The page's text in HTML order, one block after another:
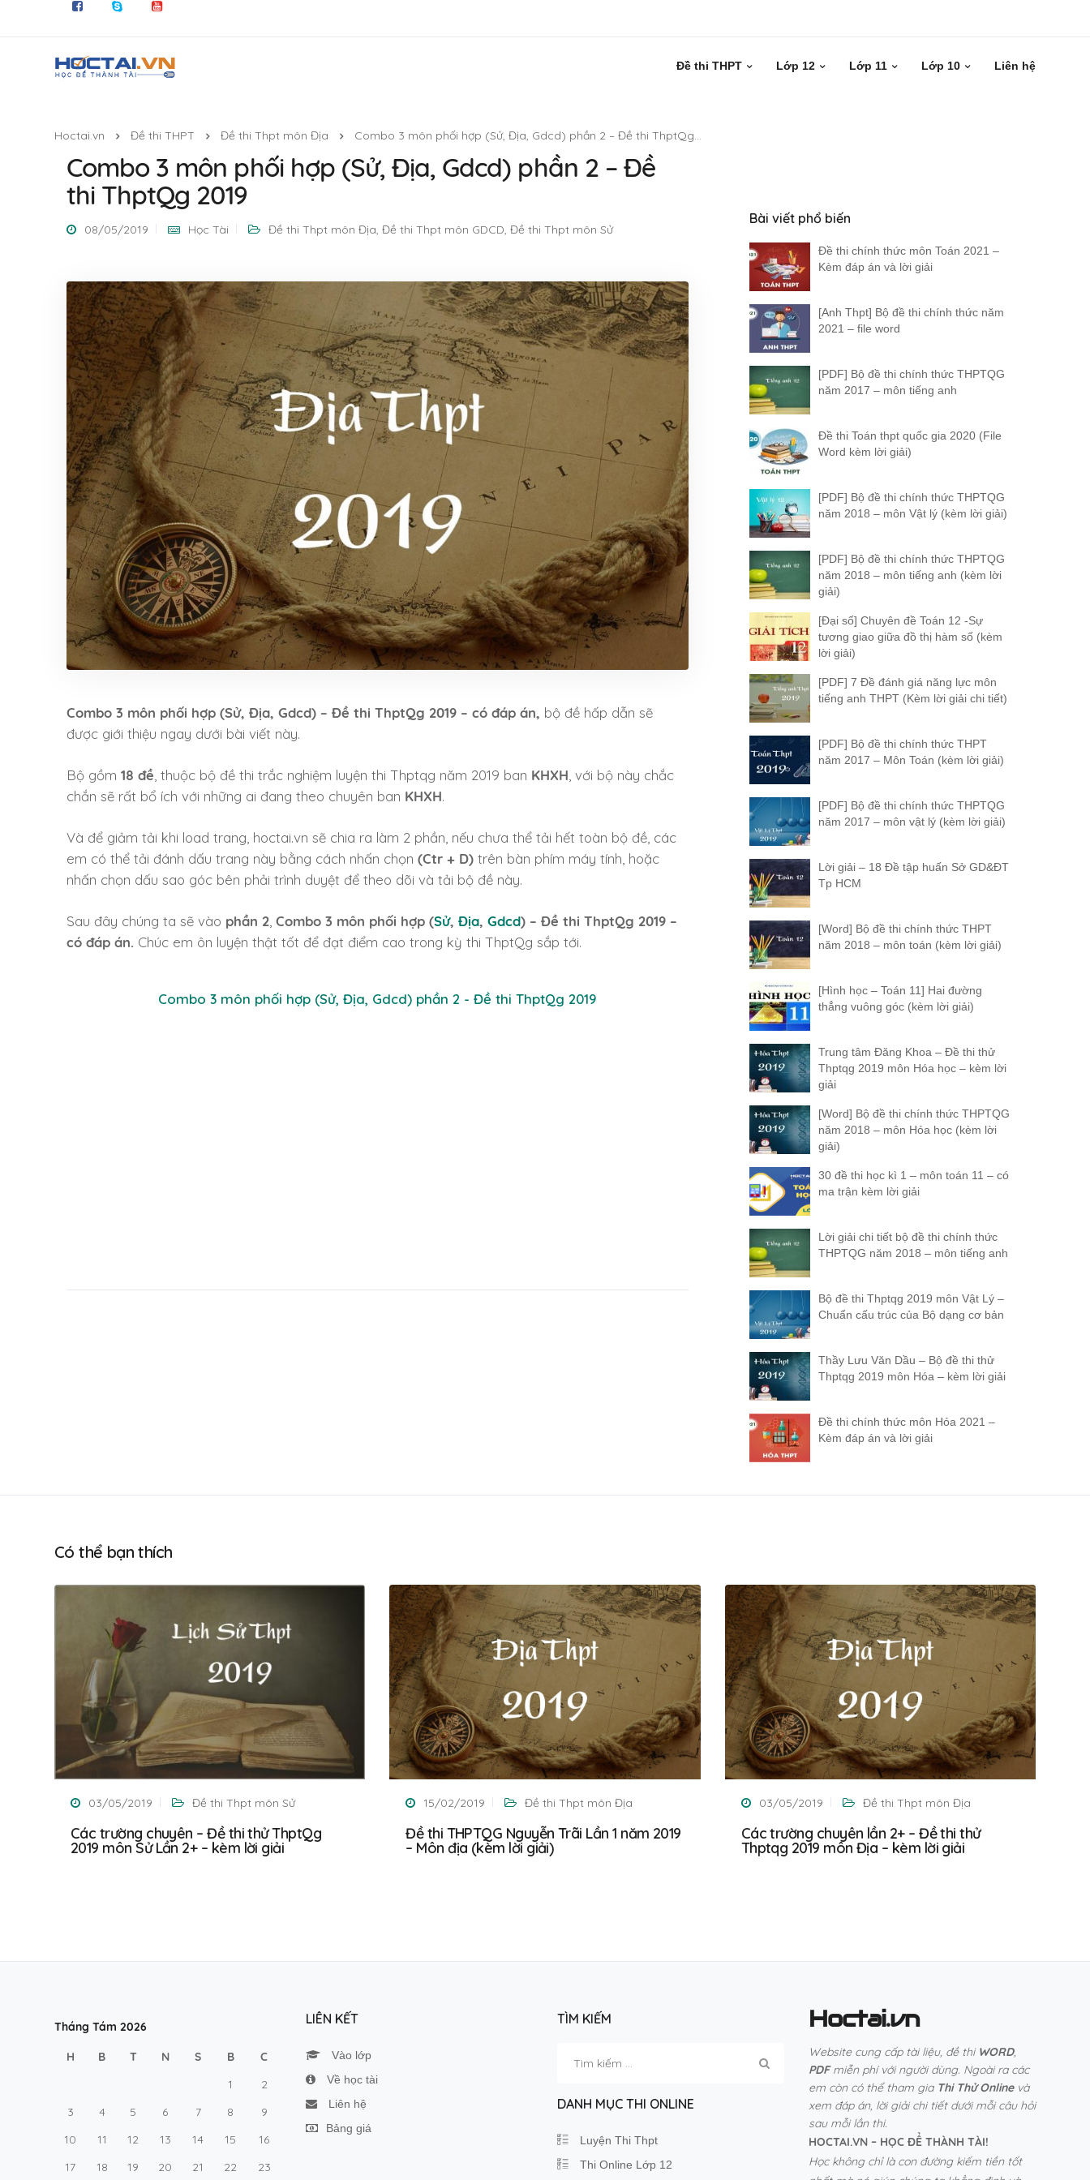
Đề thi THPT Lớp 12 Lớp 11 Lớp 10 Liên hệ
Hoctai.vn Đề thi THPT Đề thi Thpt môn Địa Combo 3 môn phối hợp (Sử, Địa, Gdcd) phần 2 – Đề thi ThptQg 2019
Combo 3 môn phối hợp (Sử, Địa, Gdcd) phần 2 – Đề
thi ThptQg 2019
08/05/2019 Học Tài Đề thi Thpt môn Địa, Đề thi Thpt môn GDCD, Đề thi Thpt môn Sử
Combo 3 môn phối hợp (Sử, Địa, Gdcd) – Đề thi ThptQg 2019 – có đáp án, bộ đề hấp dẫn sẽ
được giới thiệu ngay dưới bài viết này.
Bộ gồm 18 đề , thuộc bộ đề thi trắc nghiệm luyện thi Thptqg năm 2019 ban KHXH , với bộ này chắc
chắn sẽ rất bổ ích với những ai đang theo chuyên ban KHXH.
Và để giảm tải khi load trang, hoctai.vn sẽ chia ra làm 2 phần, nếu chưa thể tải hết toàn bộ đề, các
em có thể tải đánh dấu trang này bằng cách nhấn chọn (Ctr + D) trên bàn phím máy tính, hoặc
nhấn chọn dấu sao góc bên phải trình duyệt để theo dõi và tải bộ đề này.
Sau đây chúng ta sẽ vào phần 2 Combo 3 môn phối hợp (Sử, Địa, Gdcd) – Đề thi ThptQg 2019 –
có đáp án. Chúc em ôn luyện thật tốt để đạt điểm cao trong kỳ thi ThptQg sắp tới.
Combo 3 môn phối hợp (Sử, Địa, Gdcd) phần 2 - Đề thi ThptQg 2019
Bài viết phổ biến
Đề thi chính thức môn Toán 2021 –
Kèm đáp án và lời giải
[Anh Thpt] Bộ đề thi chính thức năm
2021 – file word
[PDF] Bộ đề thi chính thức THPTQG
năm 2017 – môn tiếng anh
Đề thi Toán thpt quốc gia 2020 (File
Word kèm lời giải)
[PDF] Bộ đề thi chính thức THPTQG
năm 2018 – môn Vật lý (kèm lời giải)
[PDF] Bộ đề thi chính thức THPTQG
năm 2018 – môn tiếng anh (kèm lời
giải)
[Đại số] Chuyên đề Toán 12 -Sự
tương giao giữa đồ thị hàm số (kèm
lời giải)
[PDF] 7 Đề đánh giá năng lực môn
tiếng anh THPT (Kèm lời giải chi tiết)
[PDF] Bộ đề thi chính thức THPT
năm 2017 – Môn Toán (kèm lời giải)
[PDF] Bộ đề thi chính thức THPTQG
năm 2017 – môn vật lý (kèm lời giải)
Lời giải – 18 Đề tập huấn Sở GD&ĐT
Tp HCM
[Word] Bộ đề thi chính thức THPT
năm 2018 – môn toán (kèm lời giải)
[Hình học – Toán 11] Hai đường
thẳng vuông góc (kèm lời giải)
Trung tâm Đăng Khoa – Đề thi thử
Thptqg 2019 môn Hóa học – kèm lời
giải
[Word] Bộ đề thi chính thức THPTQG
năm 2018 – môn Hóa học (kèm lời
giải)
30 đề thi học kì 1 – môn toán 11 – có
ma trận kèm lời giải
Lời giải chi tiết bộ đề thi chính thức
THPTQG năm 2018 – môn tiếng anh
Bộ đề thi Thptqg 2019 môn Vật Lý –
Chuẩn cấu trúc của Bộ dạng cơ bản
Thầy Lưu Văn Dầu – Bộ đề thi thử
Thptqg 2019 môn Hóa – kèm lời giải
Đề thi chính thức môn Hóa 2021 –
Kèm đáp án và lời giải
Có thể bạn thích
03/05/2019 Đề thi Thpt môn Sử
Các trường chuyên – Đề thi thử ThptQg
2019 môn Sử Lần 2+ – kèm lời giải
15/02/2019 Đề thi Thpt môn Địa
Đề thi THPTQG Nguyễn Trãi Lần 1 năm 2019
– Môn địa (kèm lời giải)
03/05/2019 Đề thi Thpt môn Địa
Các trường chuyên lần 2+ – Đề thi thử
Thptqg 2019 môn Địa – kèm lời giải
Tháng Tám 2026
H B T N S B
C
1
2
3
4 5 6 7 8
9
10
11 12 13 14 15
16
17
18 19 20 21 22 23
LIÊN KẾT
Vào lớp
Về học tài
Liên hệ
Bảng giá
TÌM KIẾM
kiếm
DANH MỤC THI ONLINE
Luyện Thi Thpt
Thi Online Lớp 12
Hoctai.vn
Website cung cấp tài liệu, đề thi WORD,
PDFmiễn phí với người dùng. Ngoài ra các
em còn có thể tham gia Thi Thử Onlinevà
xem đáp án, lời giải chi tiết dưới mỗi câu hỏi
sau mỗi lần thi.
HOCTAI.VN – HỌC ĐỂ THÀNH TÀI!
Học không chỉ là con đường kiếm tiền tốt